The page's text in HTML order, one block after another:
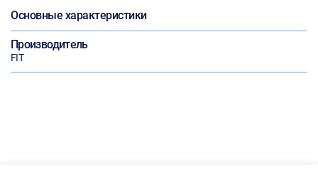
Основные характеристики
Производитель
FIT